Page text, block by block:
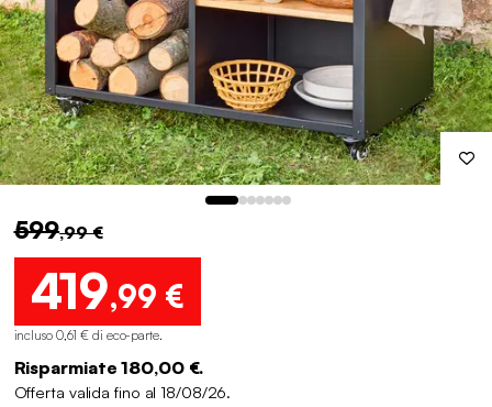
599,99 €
419,99 €
incluso 0,61 € di eco-parte.
Risparmiate 180,00 €.
Offerta valida fino al 18/08/26.